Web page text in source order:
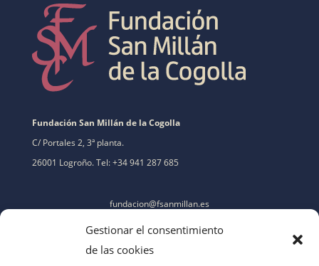
Gestionar el consentimiento
de las cookies
Fundación San Millán de la Cogolla
C/ Portales 2, 3ª planta.
26001 Logroño. Tel: +34 941 287 685
fundacion@fsanmillan.es